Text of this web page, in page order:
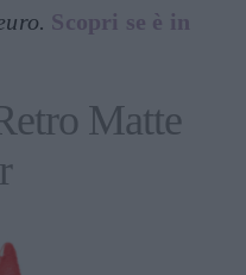
Scopri se è in
Matte